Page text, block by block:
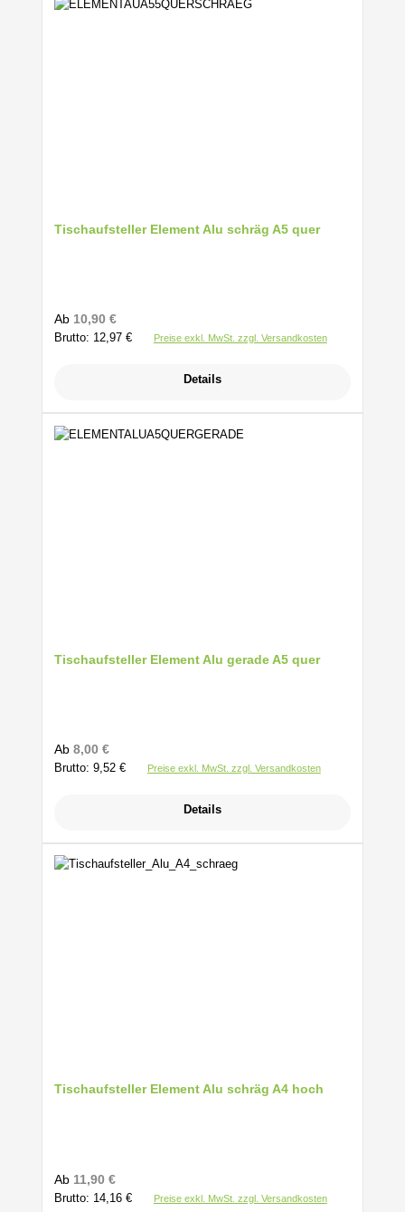
Tischaufsteller Element Alu schräg A5 quer
Regulärer Preis:
Ab 10,90 €
Brutto: 12,97 € Preise exkl. MwSt. zzgl. Versandkosten
Details
Tischaufsteller Element Alu gerade A5 quer
Regulärer Preis:
Ab 8,00 €
Brutto: 9,52 € Preise exkl. MwSt. zzgl. Versandkosten
Details
Tischaufsteller Element Alu schräg A4 hoch
Regulärer Preis:
Ab 11,90 €
Brutto: 14,16 € Preise exkl. MwSt. zzgl. Versandkosten